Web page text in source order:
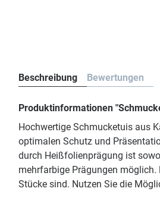
Beschreibung Bewertungen
Produktinformationen
Hochwertige Schmucketuis aus
optimalen Schutz und
durch Heißfolienprägung ist
mehrfarbige Prägungen möglich.
Stücke sind. Nutzen Sie die